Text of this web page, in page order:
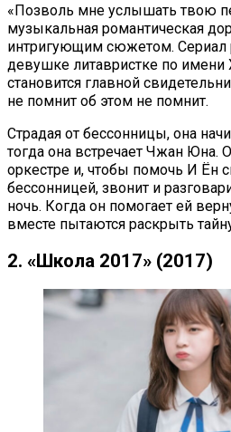
«Позволь мне услышать твою
музыкальная романтическая
интригующим сюжетом. Сериал
девушке литавристке по имени
становится главной
не помнит об этом не помнит.
Страдая от бессонницы, она
тогда она встречает Чжан Юна.
оркестре и, чтобы помочь И Ён
бессонницей, звонит и
ночь. Когда он помогает ей
вместе пытаются раскрыть
2. «Школа 2017» (2017)